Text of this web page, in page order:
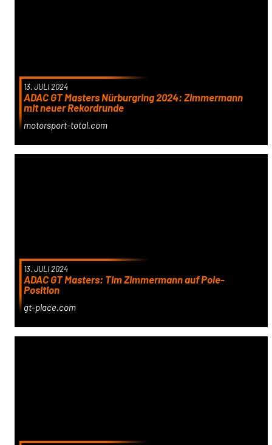
13. JULI 2024
ADAC GT Masters Nürburgring 2024: Zimmermann
mit neuer Rekordrunde
motorsport-total.com
13. JULI 2024
ADAC GT Masters: Tim Zimmermann auf Pole-
Position
gt-place.com